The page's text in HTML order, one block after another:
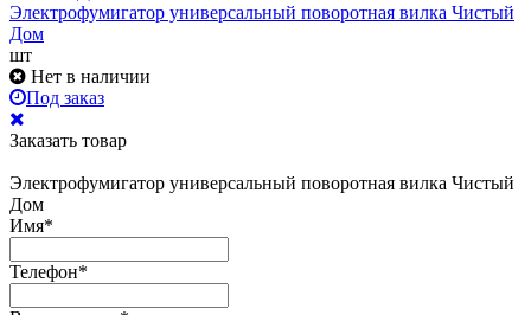
Электрофумигатор универсальный поворотная вилка Чистый
Дом
шт
Нет в наличии
Под заказ
Заказать товар
Электрофумигатор универсальный поворотная вилка Чистый
Дом
Имя*
Телефон*